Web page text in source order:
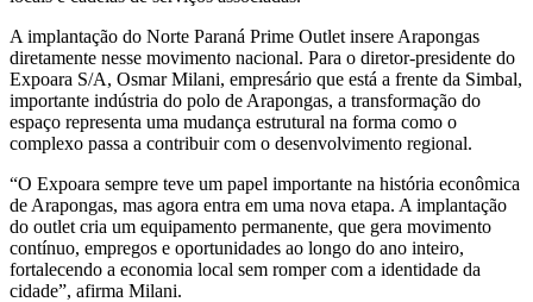
A implantação do Norte Paraná Prime Outlet insere Arapongas
diretamente nesse movimento nacional. Para o diretor-presidente do
Expoara S/A, Osmar Milani, empresário que está a frente da Simbal,
importante indústria do polo de Arapongas, a transformação do
espaço representa uma mudança estrutural na forma como o
complexo passa a contribuir com o desenvolvimento regional.
“O Expoara sempre teve um papel importante na história econômica
de Arapongas, mas agora entra em uma nova etapa. A implantação
do outlet cria um equipamento permanente, que gera movimento
contínuo, empregos e oportunidades ao longo do ano inteiro,
fortalecendo a economia local sem romper com a identidade da
cidade”, afirma Milani.